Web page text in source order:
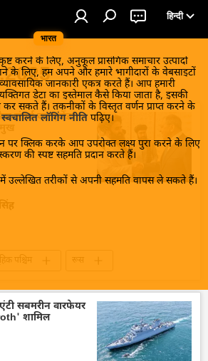
भारत
हिन्दी
करने के लिए, अनुकूल प्रासंगिक समाचार उत्पादों
के लिए, हम अपने और हमारे भागीदारों के वेबसाइटों
जानकारी एकत्र करते हैं। आप हमारी
डेटा का इस्तेमाल कैसे किया जाता है, इसकी
कर सकते हैं। तकनीकों के विस्तृत वर्णन प्राप्त करने के
लॉगिंग नीति पढ़िए।
पर क्लिक करके आप उपरोक्त लक्ष्य पुरा करने के लिए
की स्पष्ट सहमति प्रदान करते हैं।
में उल्लेखित तरीकों से अपनी सहमति वापस ले सकते हैं।
संघर्ष का एजेंडा
पश्चिम
रूस
सैन्य सहायता
पोलैंड
सबमरीन वारफेयर
शामिल